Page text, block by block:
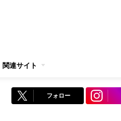
関連サイト
フォロー